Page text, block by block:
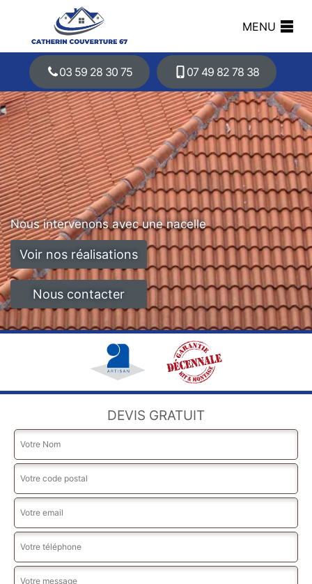
MENU
03 59 28 30 75 07 49 82 78 38
Nous intervenons avec une nacelle
Voir nos réalisations
Nous contacter
DEVIS GRATUIT